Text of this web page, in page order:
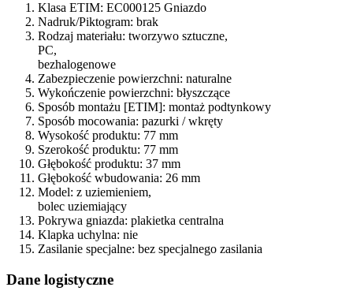
Klasa ETIM: EC000125 Gniazdo
Nadruk/Piktogram: brak
Rodzaj materiału: tworzywo sztuczne,
PC,
bezhalogenowe
Zabezpieczenie powierzchni: naturalne
Wykończenie powierzchni: błyszczące
Sposób montażu [ETIM]: montaż podtynkowy
Sposób mocowania: pazurki / wkręty
Wysokość produktu: 77 mm
Szerokość produktu: 77 mm
Głębokość produktu: 37 mm
Głębokość wbudowania: 26 mm
Model: z uziemieniem,
bolec uziemiający
Pokrywa gniazda: plakietka centralna
Klapka uchylna: nie
Zasilanie specjalne: bez specjalnego zasilania
Dane logistyczne